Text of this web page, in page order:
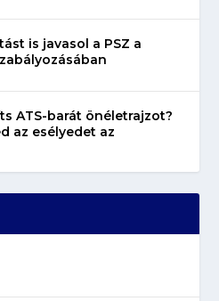
is javasol a PSZ a
ATS-barát önéletrajzot?
az esélyedet az